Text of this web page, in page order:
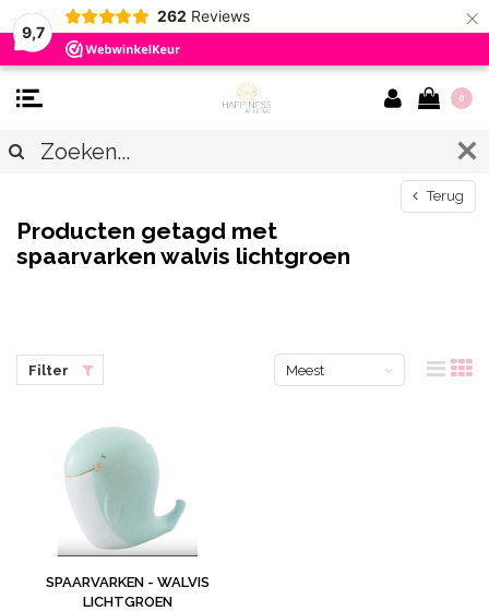
9,7
262 Reviews ×
0
Terug
Producten getagd met
spaarvarken walvis lichtgroen
Filter
Meest
SPAARVARKEN - WALVIS
LICHTGROEN